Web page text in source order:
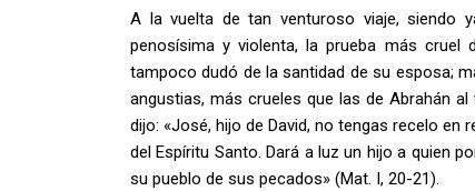
A la vuelta de tan venturoso viaje, siendo
penosísima y violenta, la prueba más cruel
tampoco dudó de la santidad de su esposa;
angustias, más crueles que las de Abrahán
dijo: «José, hijo de David, no tengas recelo en
del Espíritu Santo. Dará a luz un hijo a quien
su pueblo de sus pecados» (Mat. I, 20-21).